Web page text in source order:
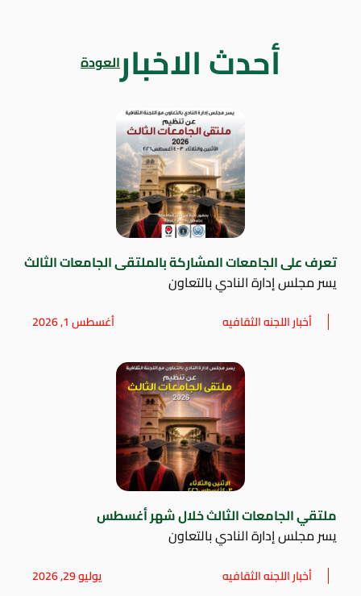
أحدث الاخبارالعودة
تعرف على الجامعات المشاركة بالملتقى الجامعات الثالث
يسر مجلس إدارة النادي بالتعاون
أخبار اللجنه الثقافيه أغسطس 1, 2026
ملتقي الجامعات الثالث خلال شهر أغسطس
يسر مجلس إدارة النادي بالتعاون
أخبار اللجنه الثقافيه يوليو 29, 2026